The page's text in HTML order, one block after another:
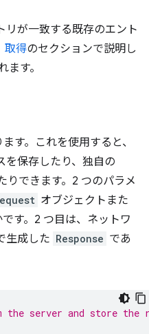
リが一致する既存のエント
取得のセクションで説明し
す。
す。これを使用すると、
を保存したり、独自の
りできます。2 つのパラメ
オブジェクトまた
す。2 つ目は、ネットワ
生成した Response であ
server and store the